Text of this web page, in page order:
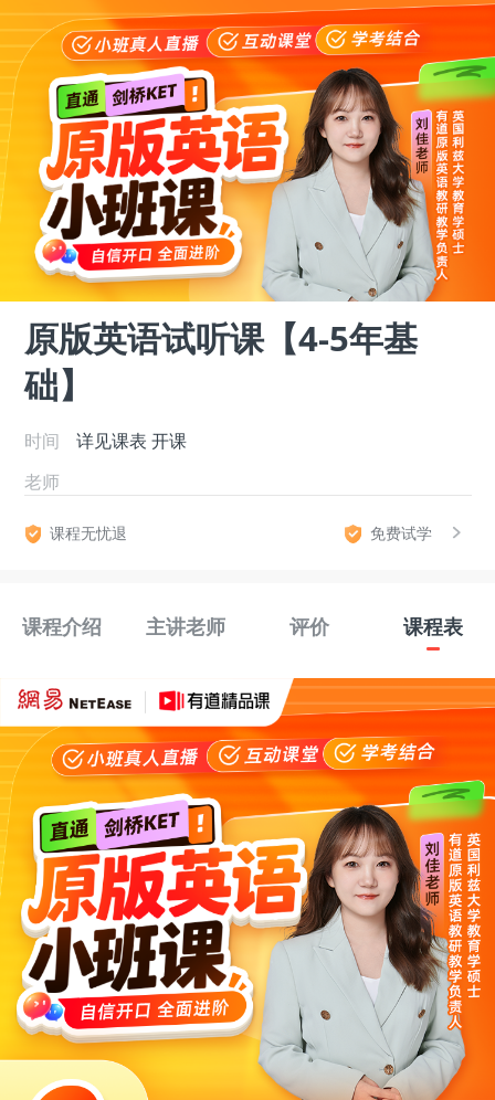
原版英语试听课【4-5年基
础】
时间 详见课表 开课
老师
课程无忧退 免费试学
课程介绍 主讲老师 评价 课程表